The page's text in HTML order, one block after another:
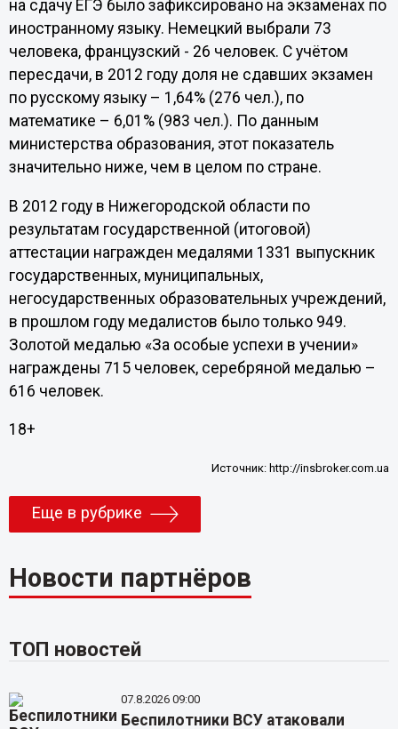
на сдачу ЕГЭ было зафиксировано на экзаменах по
иностранному языку. Немецкий выбрали 73
человека, французский - 26 человек. С учётом
пересдачи, в 2012 году доля не сдавших экзамен
по русскому языку – 1,64% (276 чел.), по
математике – 6,01% (983 чел.). По данным
министерства образования, этот показатель
значительно ниже, чем в целом по стране.
В 2012 году в Нижегородской области по
результатам государственной (итоговой)
аттестации награжден медалями 1331 выпускник
государственных, муниципальных,
негосударственных образовательных учреждений,
в прошлом году медалистов было только 949.
Золотой медалью «За особые успехи в учении»
награждены 715 человек, серебряной медалью –
616 человек.
18+
Источник: http://insbroker.com.ua
Еще в рубрике
Новости партнёров
ТОП новостей
07.8.2026 09:00
Беспилотники ВСУ атаковали